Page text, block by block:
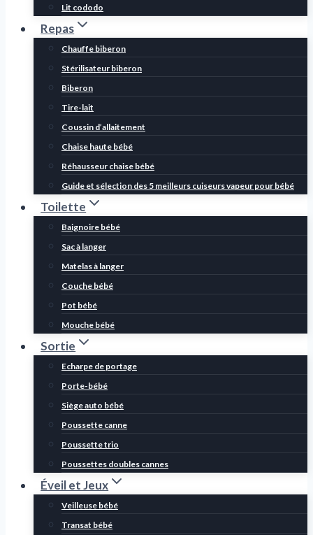
Lit cododo
Repas
Chauffe biberon
Stérilisateur biberon
Biberon
Tire-lait
Coussin d’allaitement
Chaise haute bébé
Réhausseur chaise bébé
Guide et sélection des 5 meilleurs cuiseurs vapeur pour bébé
Toilette
Baignoire bébé
Sac à langer
Matelas à langer
Couche bébé
Pot bébé
Mouche bébé
Sortie
Echarpe de portage
Porte-bébé
Siège auto bébé
Poussette canne
Poussette trio
Poussettes doubles cannes
Éveil et Jeux
Veilleuse bébé
Transat bébé